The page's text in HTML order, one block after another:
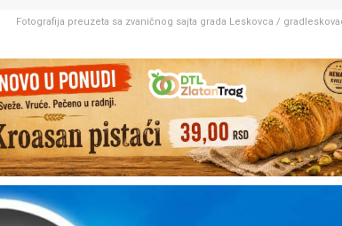
Fotografija preuzeta sa zvaničnog sajta grada Leskovca /